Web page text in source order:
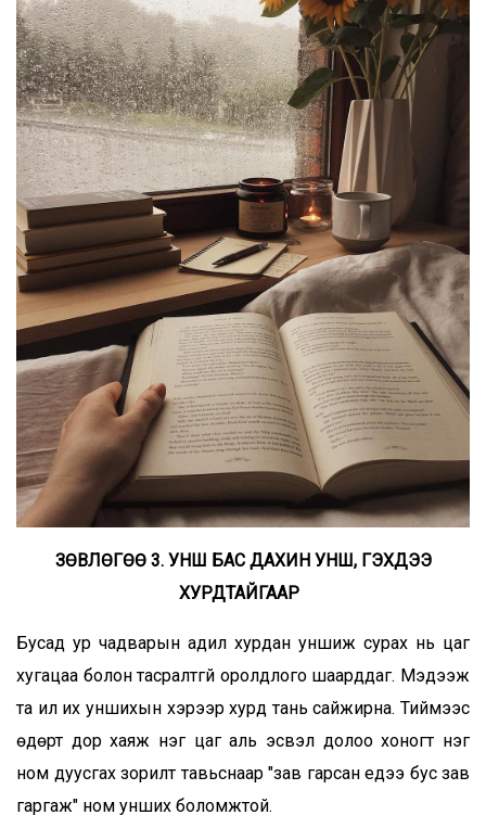
ЗӨВЛӨГӨӨ 3. УНШ БАС ДАХИН УНШ, ГЭХДЭЭ
ХУРДТАЙГААР
Бусад ур чадварын адил хурдан уншиж сурах нь цаг
хугацаа болон тасралтгүй оролдлого шаарддаг. Мэдээж
та илүү их уншихын хэрээр хурд тань сайжирна. Тиймээс
өдөрт дор хаяж нэг цаг аль эсвэл долоо хоногт нэг
ном дуусгах зорилт тавьснаар "зав гарсан үедээ бус зав
гаргаж" ном унших боломжтой.